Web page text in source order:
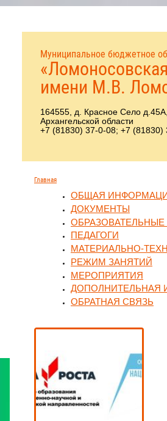
Муниципальное бюджетное
имени М.В.
164555, д. Красное Село
Архангельской области
+7 (81830) 37-0-08; +7 (81830)
Главная
ОБЩАЯ
ДОКУМЕНТЫ
ПЕДАГОГИ
МАТЕРИАЛЬНО-
РЕЖИМ ЗАНЯТИЙ
МЕРОПРИЯТИЯ
ДОПОЛНИТЕЛЬНАЯ
ОБРАТНАЯ СВЯЗЬ